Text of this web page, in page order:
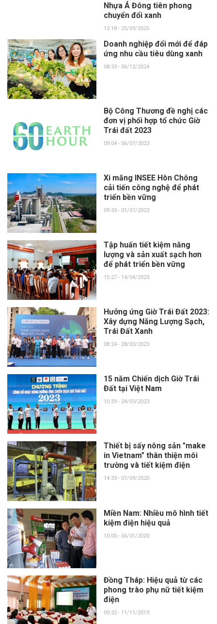
Nhựa Á Đông tiên phong
chuyển đổi xanh
15:18 - 25/09/2025
Doanh nghiệp đổi mới để đáp
ứng nhu cầu tiêu dùng xanh
08:33 - 06/12/2024
Bộ Công Thương đề nghị các
đơn vị phối hợp tổ chức Giờ
Trái đất 2023
09:04 - 06/07/2023
Xi măng INSEE Hòn Chông
cải tiến công nghệ để phát
triển bền vững
09:33 - 01/07/2023
Tập huấn tiết kiệm năng
lượng và sản xuất sạch hơn
để phát triển bền vững
15:27 - 14/04/2023
Hưởng ứng Giờ Trái Đất 2023:
Xây dựng Năng Lượng Sạch,
Trái Đất Xanh
08:24 - 28/03/2023
15 năm Chiến dịch Giờ Trái
Đất tại Việt Nam
10:39 - 24/03/2023
Thiết bị sấy nông sản "make
in Vietnam" thân thiện môi
trường và tiết kiệm điện
14:33 - 07/09/2020
Miền Nam: Nhiều mô hình tiết
kiệm điện hiệu quả
10:00 - 06/01/2020
Đồng Tháp: Hiệu quả từ các
phong trào phụ nữ tiết kiệm
điện
09:32 - 11/11/2019